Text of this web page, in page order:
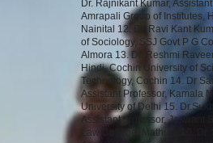
Dr. Rajnikant Kumar,
Amrapali Group of Institutes,
Nainital 12. Dr. Ravi Kant
of Sociology, SSJ Govt P G
Almora 13. Dr. Reshmi
Hindi, Cochin University of
Technology, Cochin 14. Dr
Assistant Professor, Kamala
University of Delhi 15.
Assistant professor, Jaswant
Law College, Mathura 16. Dr.